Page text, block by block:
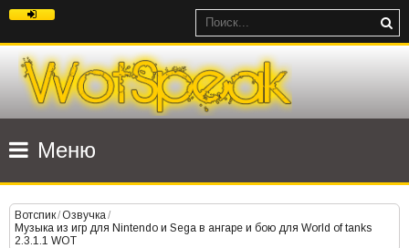
Меню
Вотспик/Озвучка/
Музыка из игр для Nintendo и Sega в ангаре и бою для World of tanks
2.3.1.1 WOT